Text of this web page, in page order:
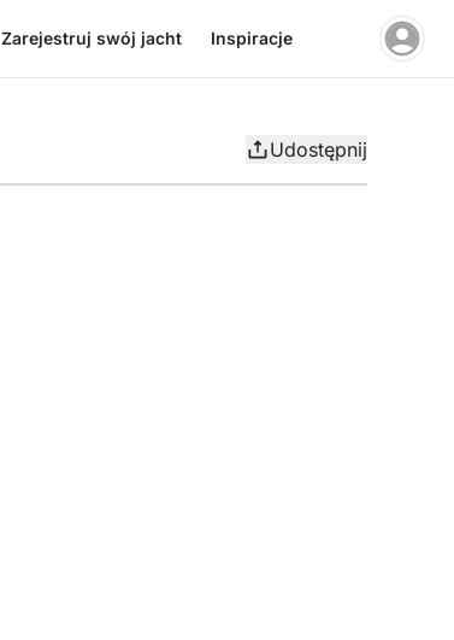
Zarejestruj swój jacht Inspiracje
Udostępnij